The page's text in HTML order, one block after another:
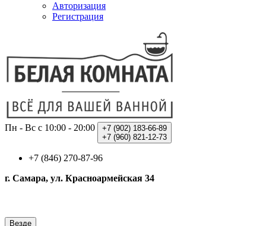
Авторизация
Регистрация
Пн - Вс с 10:00 - 20:00 +7 (902) 183-66-89
+7 (960) 821-12-73
+7 (846) 270-87-96
г. Самара, ул. Красноармейская 34
Везде